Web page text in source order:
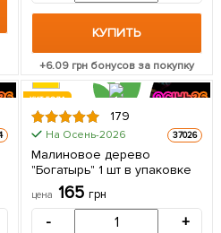
КУПИТЬ
+6.09 грн бонусов за покупку
ХИТ ГОДА
179
На Осень-2026 37026
Малиновое дерево
"Богатырь" 1 шт в упаковке
цена 165 грн
- +